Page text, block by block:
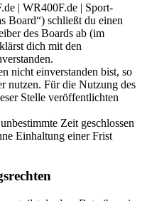
| WR400F.de | Sport-
Board“) schließt du einen
des Boards ab (im
dich mit den
nicht einverstanden bist, so
nutzen. Für die Nutzung des
Stelle veröffentlichten
Zeit geschlossen
Einhaltung einer Frist